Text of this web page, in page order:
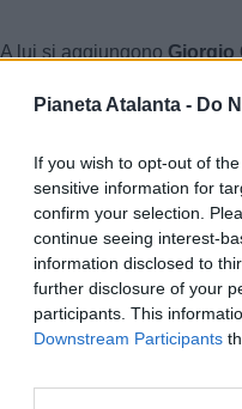
Pianeta Atalanta - Do
If you wish to opt-out of
sensitive information for
confirm your selection.
continue seeing interest-
information disclosed to
further disclosure of your
participants. This
Downstream Participants
A lui si aggiungono Giorgio
e Frosinone: la rottura del
una buona esperienza nel
maglia delFrosinone, poi
quella delBari , per un
piacciono molto allo Spezia.
Sezione:Calciomercato / Data:
Autore: Redazione